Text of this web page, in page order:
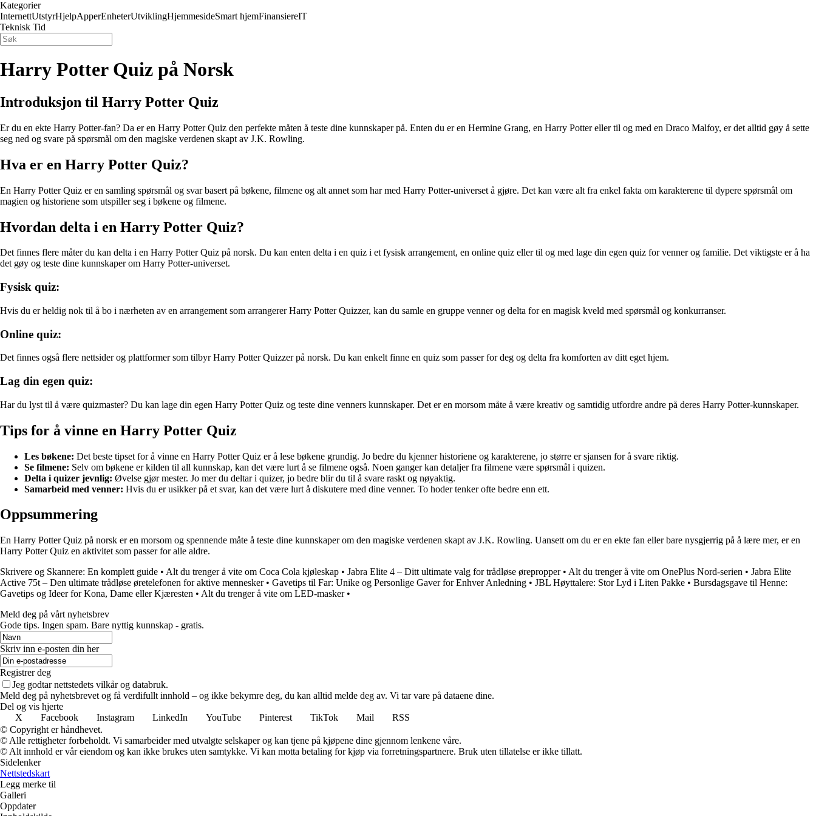
Kategorier
InternettUtstyrHjelpApperEnheterUtviklingHjemmesideSmart hjemFinansiereIT
Teknisk Tid
Harry Potter Quiz på Norsk
Introduksjon til Harry Potter Quiz
Er du en ekte Harry Potter-fan? Da er en Harry Potter Quiz den perfekte måten å teste dine kunnskaper på. Enten du er en Hermine Grang, en Harry Potter eller til og med en Draco Malfoy, er det alltid gøy å sette
seg ned og svare på spørsmål om den magiske verdenen skapt av J.K. Rowling.
Hva er en Harry Potter Quiz?
En Harry Potter Quiz er en samling spørsmål og svar basert på bøkene, filmene og alt annet som har med Harry Potter-universet å gjøre. Det kan være alt fra enkel fakta om karakterene til dypere spørsmål om
magien og historiene som utspiller seg i bøkene og filmene.
Hvordan delta i en Harry Potter Quiz?
Det finnes flere måter du kan delta i en Harry Potter Quiz på norsk. Du kan enten delta i en quiz i et fysisk arrangement, en online quiz eller til og med lage din egen quiz for venner og familie. Det viktigste er å ha
det gøy og teste dine kunnskaper om Harry Potter-universet.
Fysisk quiz:
Hvis du er heldig nok til å bo i nærheten av en arrangement som arrangerer Harry Potter Quizzer, kan du samle en gruppe venner og delta for en magisk kveld med spørsmål og konkurranser.
Online quiz:
Det finnes også flere nettsider og plattformer som tilbyr Harry Potter Quizzer på norsk. Du kan enkelt finne en quiz som passer for deg og delta fra komforten av ditt eget hjem.
Lag din egen quiz:
Har du lyst til å være quizmaster? Du kan lage din egen Harry Potter Quiz og teste dine venners kunnskaper. Det er en morsom måte å være kreativ og samtidig utfordre andre på deres Harry Potter-kunnskaper.
Tips for å vinne en Harry Potter Quiz
Les bøkene: Det beste tipset for å vinne en Harry Potter Quiz er å lese bøkene grundig. Jo bedre du kjenner historiene og karakterene, jo større er sjansen for å svare riktig.
Se filmene: Selv om bøkene er kilden til all kunnskap, kan det være lurt å se filmene også. Noen ganger kan detaljer fra filmene være spørsmål i quizen.
Delta i quizer jevnlig: Øvelse gjør mester. Jo mer du deltar i quizer, jo bedre blir du til å svare raskt og nøyaktig.
Samarbeid med venner: Hvis du er usikker på et svar, kan det være lurt å diskutere med dine venner. To hoder tenker ofte bedre enn ett.
Oppsummering
En Harry Potter Quiz på norsk er en morsom og spennende måte å teste dine kunnskaper om den magiske verdenen skapt av J.K. Rowling. Uansett om du er en ekte fan eller bare nysgjerrig på å lære mer, er en
Harry Potter Quiz en aktivitet som passer for alle aldre.
Skrivere og Skannere: En komplett guide • Alt du trenger å vite om Coca Cola kjøleskap • Jabra Elite 4 – Ditt ultimate valg for trådløse ørepropper• Alt du trenger å vite om OnePlus Nord-serien • Jabra Elite
Active 75t – Den ultimate trådløse øretelefonen for aktive mennesker• Gavetips til Far: Unike og Personlige Gaver for Enhver Anledning • JBL Høyttalere: Stor Lyd i Liten Pakke • Bursdagsgave til Henne:
Gavetips og Ideer for Kona, Dame eller Kjæresten • Alt du trenger å vite om LED-masker•
Meld deg på vårt nyhetsbrev
Gode ​​tips. Ingen spam. Bare nyttig kunnskap - gratis.
Skriv inn e-posten din her
Registrer deg
Jeg godtar nettstedets vilkår og databruk.
Meld deg på nyhetsbrevet og få verdifullt innhold – og ikke bekymre deg, du kan alltid melde deg av. Vi tar vare på dataene dine.
Del og vis hjerte
X
Facebook Instagram LinkedIn YouTube Pinterest TikTok Mail
RSS
© Copyright er håndhevet.
© Alle rettigheter forbeholdt. Vi samarbeider med utvalgte selskaper og kan tjene på kjøpene dine gjennom lenkene våre.
© Alt innhold er vår eiendom og kan ikke brukes uten samtykke. Vi kan motta betaling for kjøp via forretningspartnere. Bruk uten tillatelse er ikke tillatt.
Sidelenker
Nettstedskart
Legg merke til
Galleri
Oppdater